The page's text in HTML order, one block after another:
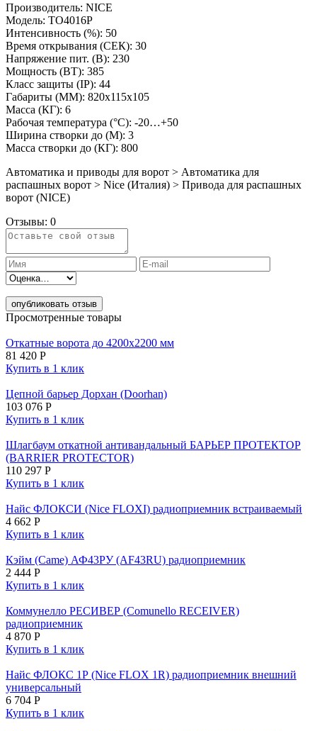
Производитель: NICE
Модель: TO4016P
Интенсивность (%): 50
Время открывания (СЕК): 30
Напряжение пит. (B): 230
Мощность (ВТ): 385
Класс защиты (IP): 44
Габариты (ММ): 820х115х105
Масса (КГ): 6
Рабочая температура (°C): -20…+50
Ширина створки до (М): 3
Масса створки до (КГ): 800
Автоматика и приводы для ворот > Автоматика для
распашных ворот > Nice (Италия) > Привода для распашных
ворот (NICE)
Отзывы: 0
опубликовать отзыв
Просмотренные товары
Откатные ворота до 4200х2200 мм
81 420 Р
Купить в 1 клик
Цепной барьер Дорхан (Doorhan)
103 076 Р
Купить в 1 клик
Шлагбаум откатной антивандальный БАРЬЕР ПРОТЕКТОР
(BARRIER PROTECTOR)
110 297 Р
Купить в 1 клик
Найс ФЛОКСИ (Nice FLOXI) радиоприемник встраиваемый
4 662 Р
Купить в 1 клик
Кэйм (Came) АФ43РУ (AF43RU) радиоприемник
2 444 Р
Купить в 1 клик
Коммунелло РЕСИВЕР (Comunello RECEIVER)
радиоприемник
4 870 Р
Купить в 1 клик
Найс ФЛОКС 1Р (Nice FLOX 1R) радиоприемник внешний
универсальный
6 704 Р
Купить в 1 клик